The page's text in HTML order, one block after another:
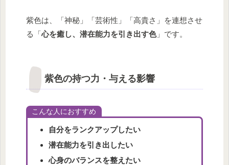
紫色は、「神秘」「芸術性」「高貴さ」を連想させ
る「心を癒し、潜在能力を引き出す色」です。
紫色の持つ力・与える影響
こんな人におすすめ
自分をランクアップしたい
潜在能力を引き出したい
心身のバランスを整えたい